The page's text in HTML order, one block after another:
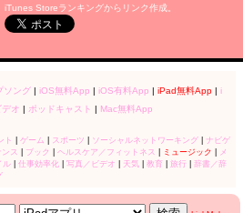
iTunes Storeランキングからリンク作成。
ソング| iOS無料App | iOS有料App | iPad無料App| i
デオ | ポッドキャスト | Mac無料App
ト ゲーム スポーツ ソーシャルネットワーキング| ナビゲ
ス ブック ヘルスケア／フィットネス ミュージック
メ
ル| 仕事効率化 写真／ビデオ 天気| 教育| 旅行| 辞書／辞